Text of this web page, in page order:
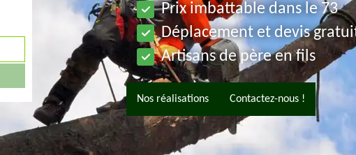
Prix imbattable dans le 73
Déplacement et devis
Artisans de père en fils
Nos réalisations Contactez-nous !